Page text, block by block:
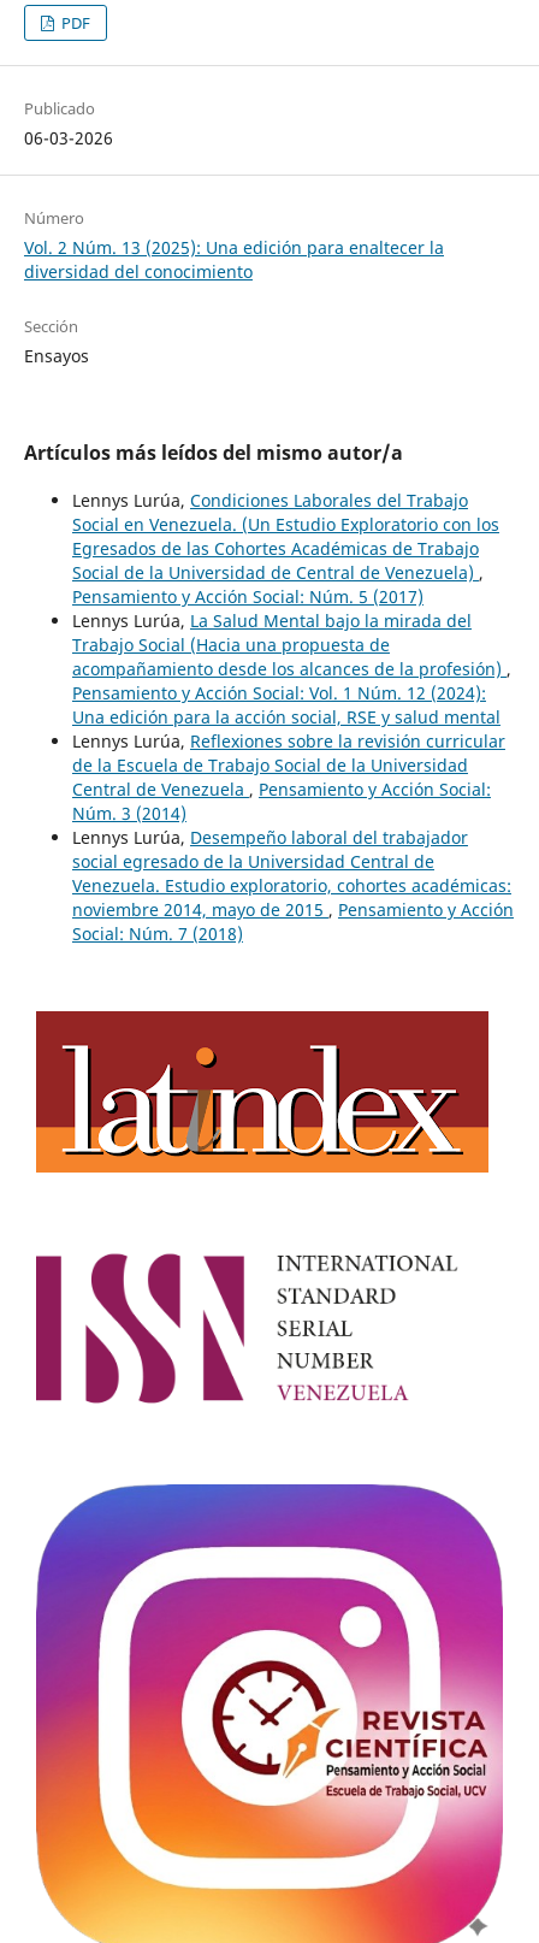
PDF
Publicado
06-03-2026
Número
Vol. 2 Núm. 13 (2025): Una edición para enaltecer la
diversidad del conocimiento
Sección
Ensayos
Artículos más leídos del mismo autor/a
Lennys Lurúa, Condiciones Laborales del Trabajo
Social en Venezuela. (Un Estudio Exploratorio con los
Egresados de las Cohortes Académicas de Trabajo
Social de la Universidad de Central de Venezuela) ,
Pensamiento y Acción Social: Núm. 5 (2017)
Lennys Lurúa, La Salud Mental bajo la mirada del
Trabajo Social (Hacia una propuesta de
acompañamiento desde los alcances de la profesión) ,
Pensamiento y Acción Social: Vol. 1 Núm. 12 (2024):
Una edición para la acción social, RSE y salud mental
Lennys Lurúa, Reflexiones sobre la revisión curricular
de la Escuela de Trabajo Social de la Universidad
Central de Venezuela , Pensamiento y Acción Social:
Núm. 3 (2014)
Lennys Lurúa, Desempeño laboral del trabajador
social egresado de la Universidad Central de
Venezuela. Estudio exploratorio, cohortes académicas:
noviembre 2014, mayo de 2015 , Pensamiento y Acción
Social: Núm. 7 (2018)